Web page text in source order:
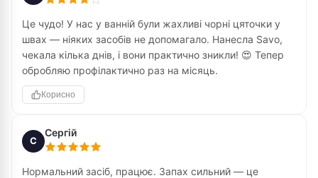
Це чудо! У нас у ванній були жахливі чорні цяточки у
швах — ніяких засобів не допомагало. Нанесла Savo,
чекала кілька днів, і вони практично зникли! 😍 Тепер
обробляю профілактично раз на місяць.
Корисно
С
Сергій
Нормальний засіб, працює. Запах сильний — це